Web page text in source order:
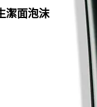
潔面泡沫